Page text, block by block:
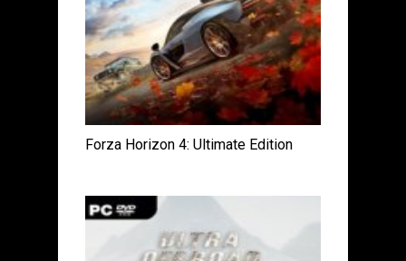
Forza Horizon 4: Ultimate Edition